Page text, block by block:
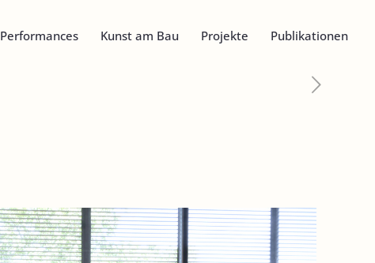
Performances Kunst am Bau Projekte Publikationen